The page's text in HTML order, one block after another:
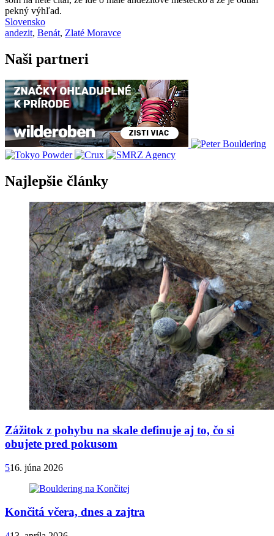
pekný výhľad.
Slovensko
andezit, Benát, Zlaté Moravce
Naši partneri
Najlepšie články
Zážitok z pohybu na skale definuje aj to, čo si
obujete pred pokusom
516. júna 2026
Končitá včera, dnes a zajtra